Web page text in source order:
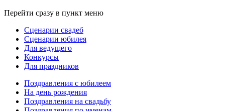
Перейти сразу в пункт меню
Сценарии свадеб
Сценарии юбилея
Для ведущего
Конкурсы
Для праздников
Поздравления с юбилеем
На день рождения
Поздравления на свадьбу